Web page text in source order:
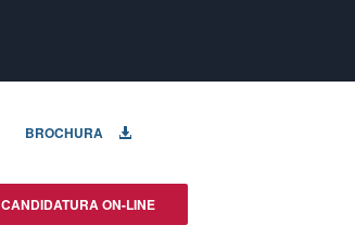
BROCHURA
CANDIDATURA ON-LINE